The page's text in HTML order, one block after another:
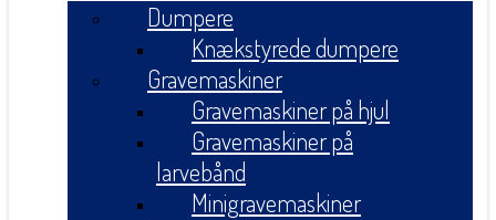
Dumpere
Knækstyrede dumpere
Gravemaskiner
Gravemaskiner på hjul
Gravemaskiner på
larvebånd
Minigravemaskiner